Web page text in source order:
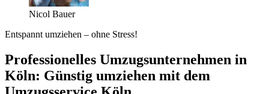
Nicol Bauer
Entspannt umziehen – ohne Stress!
Professionelles Umzugsunternehmen in
Köln: Günstig umziehen mit dem